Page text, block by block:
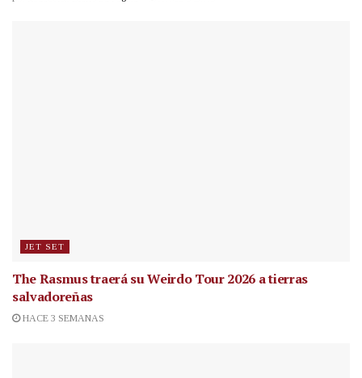
JET SET
The Rasmus traerá su Weirdo Tour 2026 a tierras
salvadoreñas
HACE 3 SEMANAS